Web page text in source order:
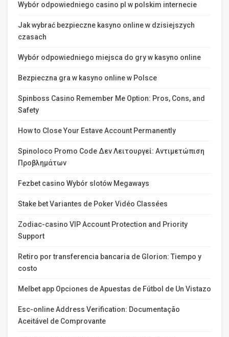
Wybór odpowiedniego casino pl w polskim internecie
Jak wybrać bezpieczne kasyno online w dzisiejszych
czasach
Wybór odpowiedniego miejsca do gry w kasyno online
Bezpieczna gra w kasyno online w Polsce
Spinboss Casino Remember Me Option: Pros, Cons, and
Safety
How to Close Your Estave Account Permanently
Spinoloco Promo Code Δεν Λειτουργεί: Αντιμετώπιση
Προβλημάτων
Fezbet casino Wybór slotów Megaways
Stake bet Variantes de Poker Vidéo Classées
Zodiac-casino VIP Account Protection and Priority
Support
Retiro por transferencia bancaria de Glorion: Tiempo y
costo
Melbet app Opciones de Apuestas de Fútbol de Un Vistazo
Esc-online Address Verification: Documentação
Aceitável de Comprovante